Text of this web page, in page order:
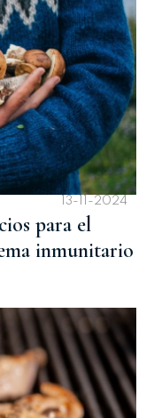
13-11-2024
para el
inmunitario